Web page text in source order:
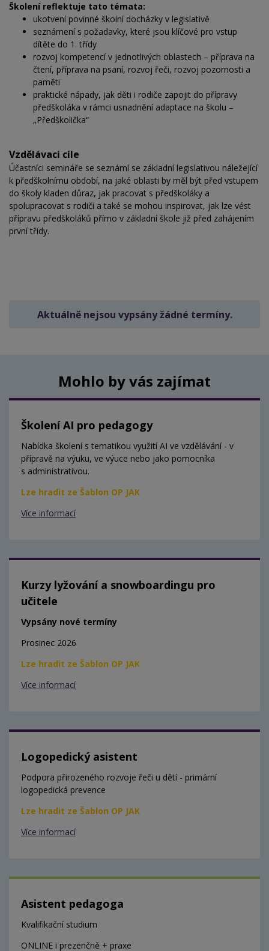
Školení reflektuje tato témata:
ukotvení povinné školní docházky v legislativě
seznámení s požadavky, které jsou klíčové pro vstup
dítěte do 1. třídy
rozvoj kompetencí v jednotlivých oblastech – příprava na
čtení, příprava na psaní, rozvoj řeči, rozvoj pozornosti a
paměti
praktické nápady, jak děti i rodiče zapojit do přípravy
předškoláka v rámci usnadnění adaptace na školu –
„Předškolička“
Vzdělávací cíle
Účastníci semináře se seznámí se základní legislativou náležející
k předškolnímu období, na jaké oblasti by měl být před vstupem
do školy kladen důraz, jak pracovat s předškoláky a
spolupracovat s rodiči a také se mohou inspirovat, jak lze vést
přípravu předškoláků přímo v základní škole již před zahájením
první třídy.
Aktuálně nejsou vypsány žádné termíny.
Mohlo by vás zajímat
Školení AI pro pedagogy
Nabídka školení s tematikou využití AI ve vzdělávání - v
přípravě na výuku, ve výuce nebo jako pomocníka
s administrativou.
Lze hradit ze Šablon OP JAK
Více informací
Kurzy lyžování a snowboardingu pro
učitele
Vypsány nové termíny
Prosinec 2026
Lze hradit ze Šablon OP JAK
Více informací
Logopedický asistent
Podpora přirozeného rozvoje řeči u dětí - primární
logopedická prevence
Lze hradit ze Šablon OP JAK
Více informací
Asistent pedagoga
Kvalifikační studium
ONLINE i prezenčně + praxe